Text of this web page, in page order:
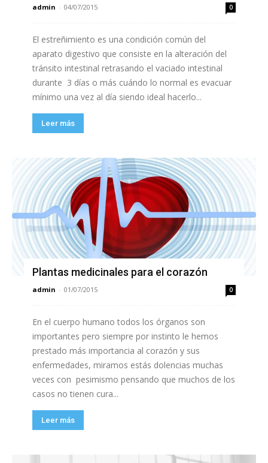
admin - 04/07/2015 0
El estreñimiento es una condición común del
aparato digestivo que consiste en la alteración del
tránsito intestinal retrasando el vaciado intestinal
durante 3 días o más cuándo lo normal es evacuar
mínimo una vez al día siendo ideal hacerlo...
Leer más
Plantas medicinales para el corazón
admin - 01/07/2015 0
En el cuerpo humano todos los órganos son
importantes pero siempre por instinto le hemos
prestado más importancia al corazón y sus
enfermedades, miramos estás dolencias muchas
veces con pesimismo pensando que muchos de los
casos no tienen cura...
Leer más